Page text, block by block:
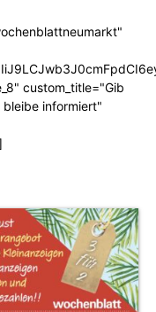
custom_title="Gib
informiert"